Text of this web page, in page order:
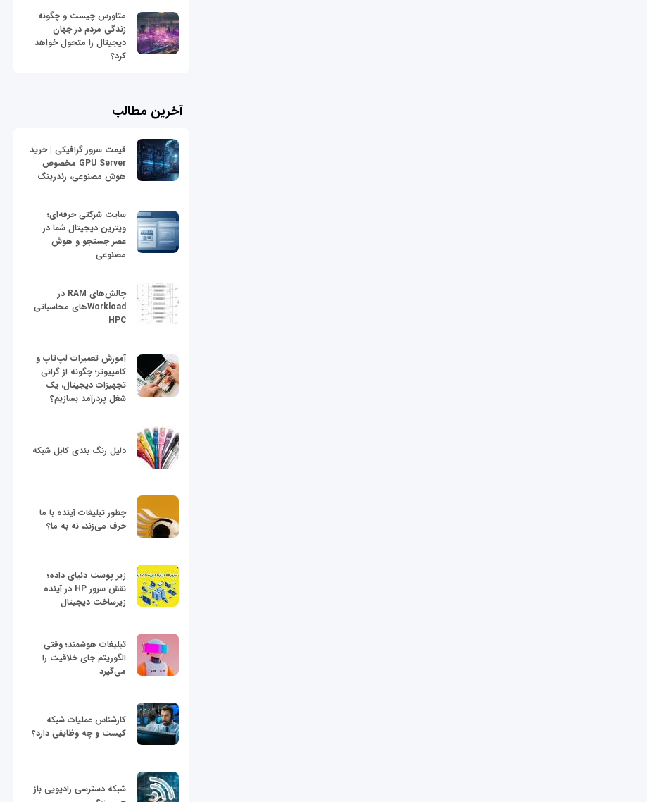
متاورس چیست و چگونه
زندگی مردم در جهان
دیجیتال را متحول خواهد
کرد؟
آخرین مطالب
قیمت سرور گرافیکی | خرید
GPU Server مخصوص
هوش مصنوعی، رندرینگ
سایت شرکتی حرفه‌ای؛
ویترین دیجیتال شما در
عصر جستجو و هوش
مصنوعی
چالش‌های RAM در
Workloadهای محاسباتی
HPC
آموزش تعمیرات لپ‌تاپ و
کامپیوتر؛ چگونه از گرانی
تجهیزات دیجیتال، یک
شغل پردرآمد بسازیم؟
دلیل رنگ بندی کابل شبکه
چطور تبلیغات آینده با ما
حرف می‌زند، نه به ما؟
زیر پوست دنیای داده؛
نقش سرور HP در آینده
زیرساخت دیجیتال
تبلیغات هوشمند؛ وقتی
الگوریتم جای خلاقیت را
می‌گیرد
کارشناس عملیات شبکه
کیست و چه وظایفی دارد؟
شبکه دسترسی رادیویی باز